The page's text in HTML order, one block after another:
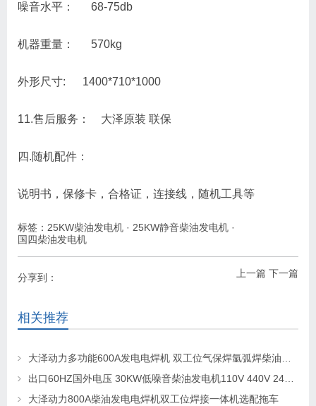
噪音水平： 68-75db
机器重量： 570kg
外形尺寸: 1400*710*1000
11.售后服务： 大泽原装 联保
四.随机配件：
说明书，保修卡，合格证，连接线，随机工具等
标签： 25KW柴油发电机 · 25KW静音柴油发电机 ·
国四柴油发电机
上一篇 下一篇
分享到：
相关推荐
大泽动力多功能600A发电电焊机 双工位气保焊氩弧焊柴油引擎驱动
出口60HZ国外电压 30KW低噪音柴油发电机110V 440V 240V 400V
大泽动力800A柴油发电电焊机双工位焊接一体机选配拖车